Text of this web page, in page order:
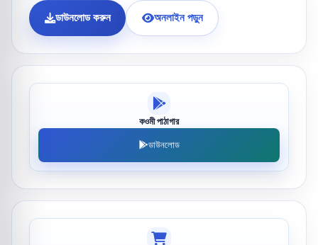
ডাউনলোড করুন অনলাইন পড়ুন
কওমী পাঠাগার
ডাউনলোড